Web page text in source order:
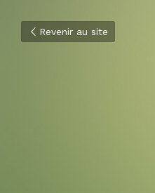
Revenir au site